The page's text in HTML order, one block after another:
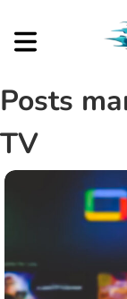
Posts
TV